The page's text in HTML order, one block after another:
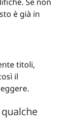
è già in
titoli,
il